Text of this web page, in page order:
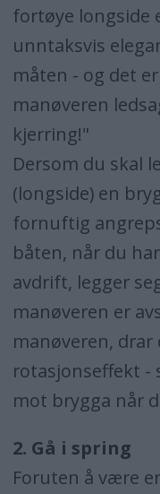
fortøye longside
unntaksvis
måten - og det
manøveren
kjerring!"
Dersom du skal
(longside) en
fornuftig
båten, når du
avdrift, legger
manøveren er
manøveren,
rotasjonseffekt -
mot brygga når
2. Gå i spring
Foruten å være